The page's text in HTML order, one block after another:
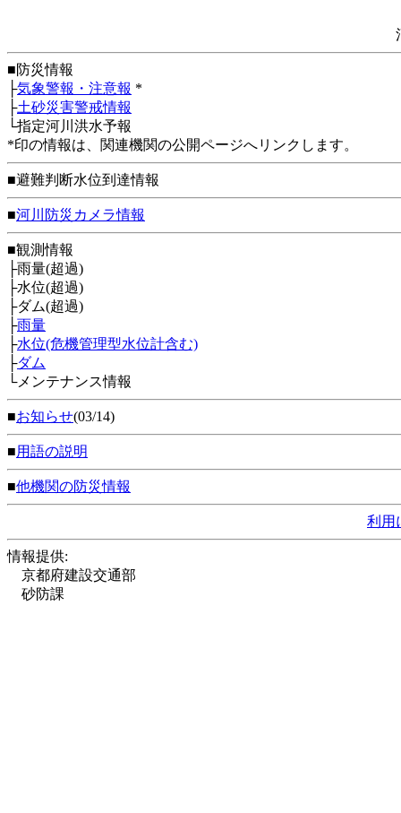
■防災情報
├気象警報・注意報 *
├土砂災害警戒情報
└指定河川洪水予報
*印の情報は、関連機関の公開ページへリンクします。
■避難判断水位到達情報
■河川防災カメラ情報
■観測情報
├雨量(超過)
├水位(超過)
├ダム(超過)
├雨量
├水位(危機管理型水位計含む)
├ダム
└メンテナンス情報
■お知らせ(03/14)
■用語の説明
■他機関の防災情報
利用
情報提供:
京都府建設交通部
砂防課